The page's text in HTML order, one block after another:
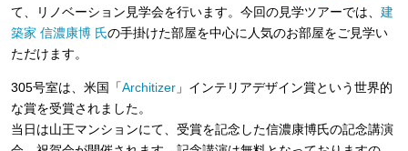
て、リノベーション見学会を行います。今回の見学ツアーでは、 建
築家 信濃康博 氏の手掛けた部屋を中心に人気のお部屋をご見学い
ただけます。
305号室は、米国「Architizer 」インテリアデザイン賞という世界的
な賞を受賞されました。
当日は山王マンションにて、受賞を記念した信濃康博氏の記念講演